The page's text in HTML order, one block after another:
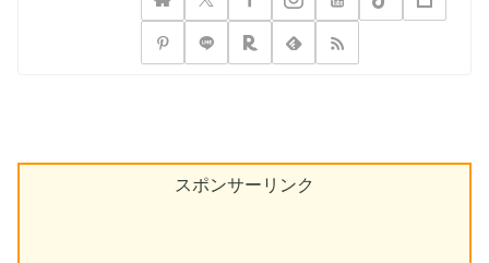
スポンサーリンク